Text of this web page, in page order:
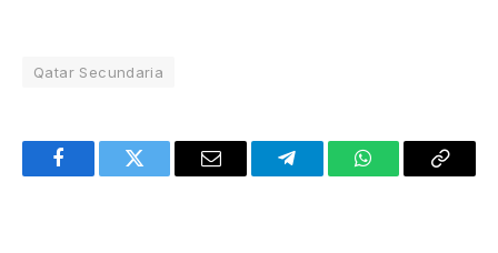
Qatar Secundaria
FacebookTwitter Email TelegramWhatsAppCopy